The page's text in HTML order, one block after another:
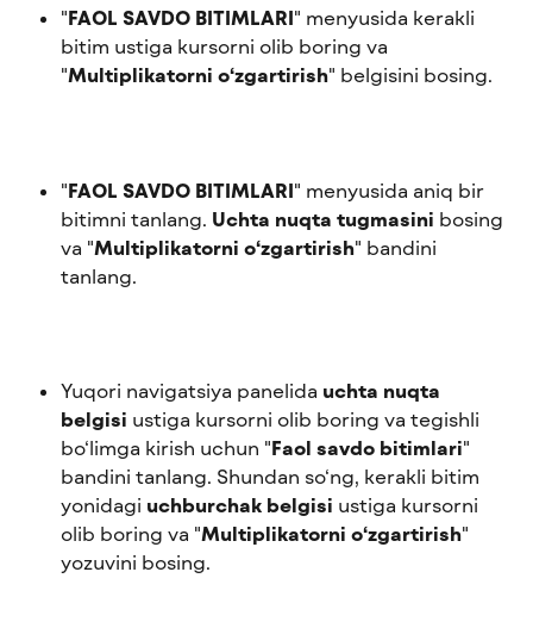
"FAOL SAVDO BITIMLARI" menyusida kerakli
bitim ustiga kursorni olib boring va
"Multiplikatorni o‘zgartirish" belgisini bosing.
"FAOL SAVDO BITIMLARI" menyusida aniq bir
bitimni tanlang. Uchta nuqta tugmasini bosing
va "Multiplikatorni o‘zgartirish" bandini
tanlang.
Yuqori navigatsiya panelida uchta nuqta
belgisi ustiga kursorni olib boring va tegishli
bo‘limga kirish uchun "Faol savdo bitimlari"
bandini tanlang. Shundan so‘ng, kerakli bitim
yonidagi uchburchak belgisi ustiga kursorni
olib boring va "Multiplikatorni o‘zgartirish"
yozuvini bosing.